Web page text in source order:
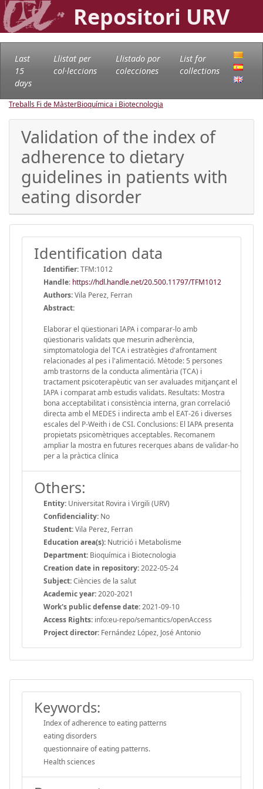
Repositori URV
Last
15
days
Llistat per
col·leccions
Llistado por
colecciones
List for
collections
Treballs Fi de MàsterBioquímica i Biotecnologia
Validation of the index of
adherence to dietary
guidelines in patients with
eating disorder
Identification data
Identifier:TFM:1012
Handle: https://hdl.handle.net/20.500.11797/TFM1012
Authors:Vila Perez, Ferran
Abstract:
Elaborar el qüestionari IAPA i comparar-lo amb
qüestionaris validats que mesurin adherència,
simptomatologia del TCA i estratègies d'afrontament
relacionades al pes i l'alimentació. Mètode: 5 persones
amb trastorns de la conducta alimentària (TCA) i
tractament psicoterapèutic van ser avaluades mitjançant el
IAPA i comparat amb estudis validats. Resultats: Mostra
bona acceptabilitat i consistència interna, gran correlació
directa amb el MEDES i indirecta amb el EAT-26 i diverses
escales del P-Weith i de CSI. Conclusions: El IAPA presenta
propietats psicomètriques acceptables. Recomanem
ampliar la mostra en futures recerques abans de validar-ho
per a la pràctica clínica
Others:
Entity: Universitat Rovira i Virgili (URV)
Confidenciality: No
Student:Vila Perez, Ferran
Education area(s): Nutrició i Metabolisme
Department: Bioquímica i Biotecnologia
Creation date in repository:2022-05-24
Subject:Ciències de la salut
Academic year:2020-2021
Work's public defense date:2021-09-10
Access Rights: info:eu-repo/semantics/openAccess
Project director: Fernández López, José Antonio
Keywords:
Index of adherence to eating patterns
eating disorders
questionnaire of eating patterns.
Health sciences